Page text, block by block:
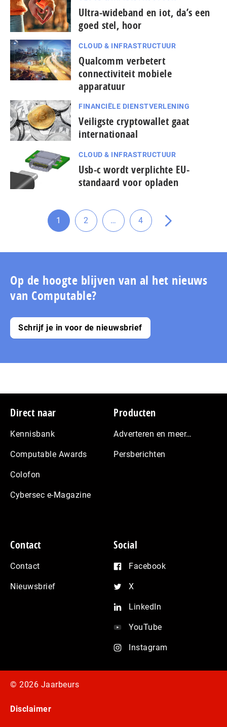
Ultra-wideband en iot, da’s een
goed stel, hoor
CLOUD & INFRASTRUCTUUR
Qualcomm verbetert
connectiviteit mobiele
apparatuur
FINANCIËLE DIENSTVERLENING
Veiligste cryptowallet gaat
internationaal
CLOUD & INFRASTRUCTUUR
Usb-c wordt verplichte EU-
standaard voor opladen
Ga
pagina
1
Ga
pagina
2
Tussenliggende
pagina's
…
Ga
pagina
4
Ga
de
pagina
Op de hoogte blijven van al het nieuws
van Computable?
Schrijf je in voor de nieuwsbrief
Footer
Direct naar
Kennisbank
Computable Awards
Colofon
Cybersec e-Magazine
Producten
Adverteren en meer…
Persberichten
Contact
Contact
Nieuwsbrief
Social
Facebook
X
LinkedIn
YouTube
Instagram
© 2026 Jaarbeurs
Disclaimer